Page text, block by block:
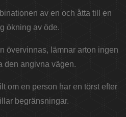
av en och åtta till en
ökning av öde.
övervinnas, lämnar arton ingen
den angivna vägen.
om en person har en törst efter
begränsningar.